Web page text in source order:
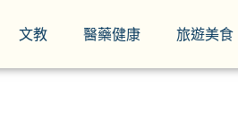
文教 醫藥健康 旅遊美食